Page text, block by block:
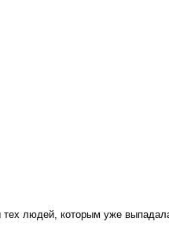
людей, которым уже